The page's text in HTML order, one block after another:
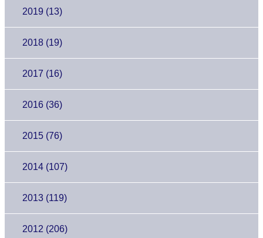
2019 (13)
2018 (19)
2017 (16)
2016 (36)
2015 (76)
2014 (107)
2013 (119)
2012 (206)